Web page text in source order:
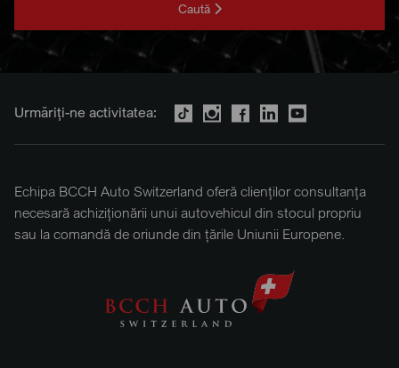
Caută
Urmăriți-ne activitatea:
Echipa BCCH Auto Switzerland oferă clienților consultanța
necesară achiziționării unui autovehicul din stocul propriu
sau la comandă de oriunde din țările Uniunii Europene.